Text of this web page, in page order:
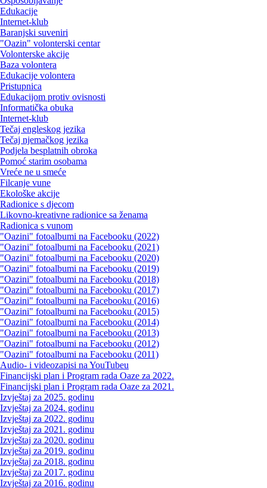
Edukacije
Internet-klub
Baranjski suveniri
"Oazin" volonterski centar
Volonterske akcije
Baza volontera
Edukacije volontera
Pristupnica
Edukacijom protiv ovisnosti
Informatička obuka
Internet-klub
Tečaj engleskog jezika
Tečaj njemačkog jezika
Podjela besplatnih obroka
Pomoć starim osobama
Vreće ne u smeće
Filcanje vune
Ekološke akcije
Radionice s djecom
Likovno-kreativne radionice sa ženama
Radionica s vunom
"Oazini" fotoalbumi na Facebooku (2022)
"Oazini" fotoalbumi na Facebooku (2021)
"Oazini" fotoalbumi na Facebooku (2020)
"Oazini" fotoalbumi na Facebooku (2019)
"Oazini" fotoalbumi na Facebooku (2018)
"Oazini" fotoalbumi na Facebooku (2017)
"Oazini" fotoalbumi na Facebooku (2016)
"Oazini" fotoalbumi na Facebooku (2015)
"Oazini" fotoalbumi na Facebooku (2014)
"Oazini" fotoalbumi na Facebooku (2013)
"Oazini" fotoalbumi na Facebooku (2012)
"Oazini" fotoalbumi na Facebooku (2011)
Audio- i videozapisi na YouTubeu
Financijski plan i Program rada Oaze za 2022.
Financijski plan i Program rada Oaze za 2021.
Izvještaj za 2025. godinu
Izvještaj za 2024. godinu
Izvještaj za 2022. godinu
Izvještaj za 2021. godinu
Izvještaj za 2020. godinu
Izvještaj za 2019. godinu
Izvještaj za 2018. godinu
Izvještaj za 2017. godinu
Izvještaj za 2016. godinu